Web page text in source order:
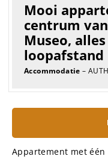
Mooi
centrum
Museo,
loopafstand
Accommodatie –
Appartement met